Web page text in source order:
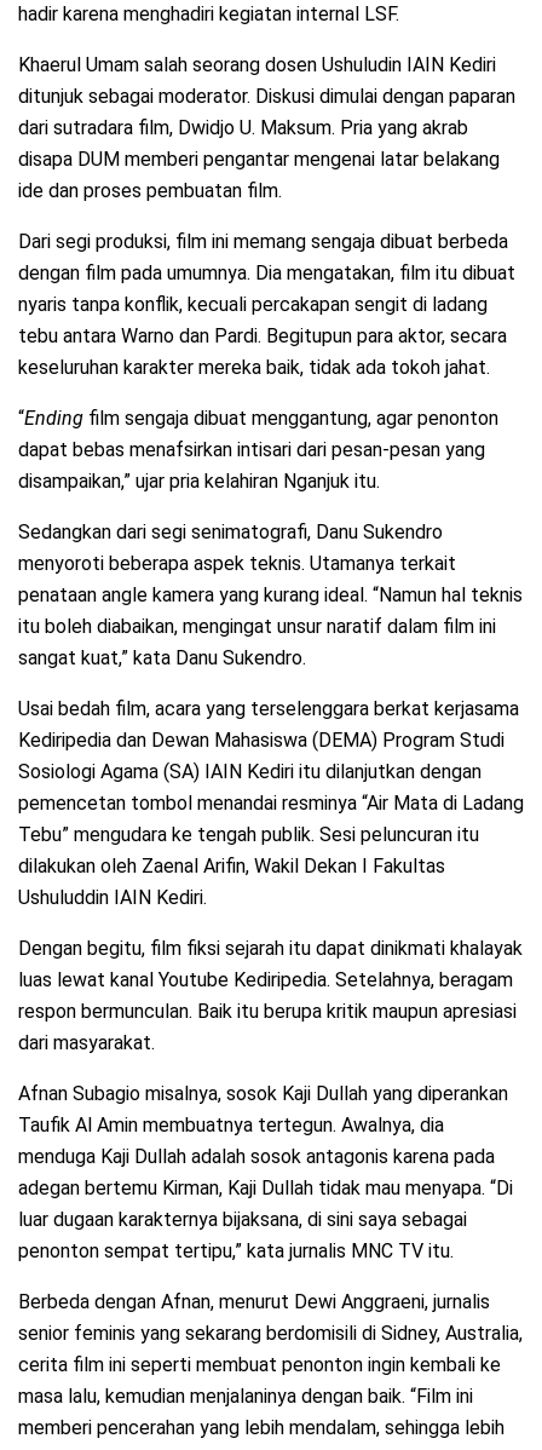
hadir karena menghadiri kegiatan internal LSF.
Khaerul Umam salah seorang dosen Ushuludin IAIN Kediri
ditunjuk sebagai moderator. Diskusi dimulai dengan paparan
dari sutradara film, Dwidjo U. Maksum. Pria yang akrab
disapa DUM memberi pengantar mengenai latar belakang
ide dan proses pembuatan film.
Dari segi produksi, film ini memang sengaja dibuat berbeda
dengan film pada umumnya. Dia mengatakan, film itu dibuat
nyaris tanpa konflik, kecuali percakapan sengit di ladang
tebu antara Warno dan Pardi. Begitupun para aktor, secara
keseluruhan karakter mereka baik, tidak ada tokoh jahat.
“Ending film sengaja dibuat menggantung, agar penonton
dapat bebas menafsirkan intisari dari pesan-pesan yang
disampaikan,” ujar pria kelahiran Nganjuk itu.
Sedangkan dari segi senimatografi, Danu Sukendro
menyoroti beberapa aspek teknis. Utamanya terkait
penataan angle kamera yang kurang ideal. “Namun hal teknis
itu boleh diabaikan, mengingat unsur naratif dalam film ini
sangat kuat,” kata Danu Sukendro.
Usai bedah film, acara yang terselenggara berkat kerjasama
Kediripedia dan Dewan Mahasiswa (DEMA) Program Studi
Sosiologi Agama (SA) IAIN Kediri itu dilanjutkan dengan
pemencetan tombol menandai resminya “Air Mata di Ladang
Tebu” mengudara ke tengah publik. Sesi peluncuran itu
dilakukan oleh Zaenal Arifin, Wakil Dekan I Fakultas
Ushuluddin IAIN Kediri.
Dengan begitu, film fiksi sejarah itu dapat dinikmati khalayak
luas lewat kanal Youtube Kediripedia. Setelahnya, beragam
respon bermunculan. Baik itu berupa kritik maupun apresiasi
dari masyarakat.
Afnan Subagio misalnya, sosok Kaji Dullah yang diperankan
Taufik Al Amin membuatnya tertegun. Awalnya, dia
menduga Kaji Dullah adalah sosok antagonis karena pada
adegan bertemu Kirman, Kaji Dullah tidak mau menyapa. “Di
luar dugaan karakternya bijaksana, di sini saya sebagai
penonton sempat tertipu,” kata jurnalis MNC TV itu.
Berbeda dengan Afnan, menurut Dewi Anggraeni, jurnalis
senior feminis yang sekarang berdomisili di Sidney, Australia,
cerita film ini seperti membuat penonton ingin kembali ke
masa lalu, kemudian menjalaninya dengan baik. “Film ini
memberi pencerahan yang lebih mendalam, sehingga lebih